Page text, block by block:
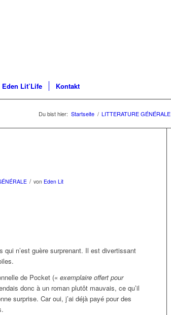
Eden Lit’Life Kontakt
Du bist hier: Startseite / LITTERATURE GÉNÉRALE
/ von Eden Lit
qui n’est guère surprenant. Il est divertissant
de Pocket (« exemplaire offert pour
donc à un roman plutôt mauvais, ce qu’il
surprise. Car oui, j’ai déjà payé pour des